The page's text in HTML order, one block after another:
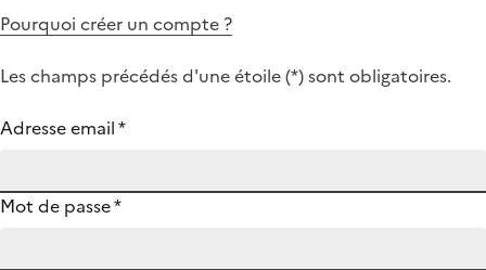
Pourquoi créer un compte ?
Les champs précédés d'une étoile (*) sont obligatoires.
Adresse email*
Mot de passe*